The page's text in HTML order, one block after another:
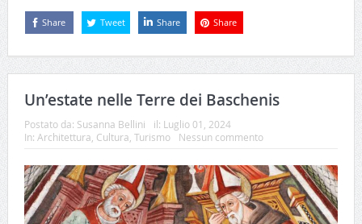
Share Tweet Share Share
Un’estate nelle Terre dei Baschenis
Postato da: Susanna Bellini il: Luglio 01, 2024
In: Architettura, Cultura, Turismo Nessun commento